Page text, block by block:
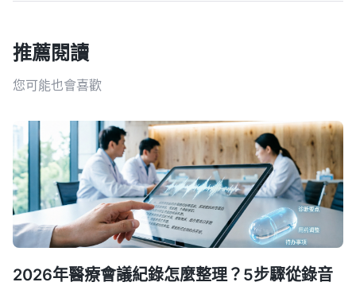
推薦閱讀
您可能也會喜歡
2026年醫療會議紀錄怎麼整理？5步驟從錄音